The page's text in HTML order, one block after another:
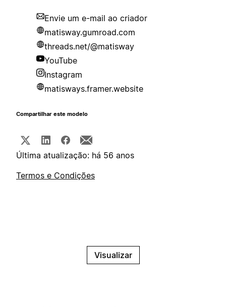
Envie um e-mail ao criador
matisway.gumroad.com
threads.net/@matisway
YouTube
Instagram
matisways.framer.website
Compartilhar este modelo
Última atualização: há 56 anos
Termos e Condições
Visualizar